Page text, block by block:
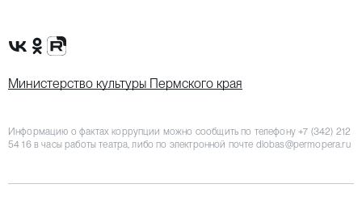
Сообщество VK
Группа в одноклассниках
Канал Rutube
Министерство культуры Пермского края
Информацию о фактах коррупции можно сообщить по телефону+7 (342) 212
54 16в часы работы театра, либо по электронной почте dlobas@permopera.ru